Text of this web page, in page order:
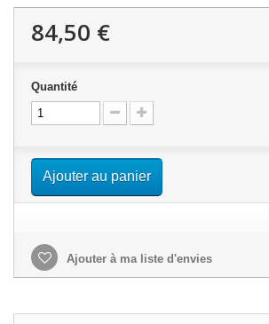
84,50 €
Quantité
Ajouter au panier
Ajouter à ma liste d'envies